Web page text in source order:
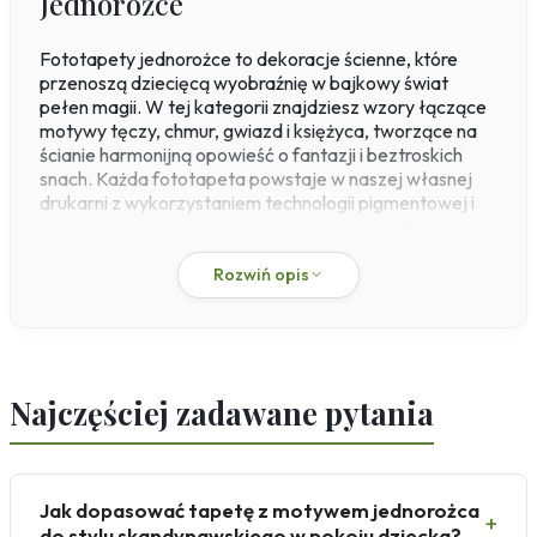
Przestrzenne
Okna
Schody
Religijne
Kawa
Fototapety jednorożce to dekoracje ścienne, które
przenoszą dziecięcą wyobraźnię w bajkowy świat
pełen magii. W tej kategorii znajdziesz wzory łączące
motywy tęczy, chmur, gwiazd i księżyca, tworzące na
ścianie harmonijną opowieść o fantazji i beztroskich
snach. Każda fototapeta powstaje w naszej własnej
drukarni z wykorzystaniem technologii pigmentowej i
ścieranie oraz głębię kolorów. Materiał flizelinowy o
gramaturze 200 g/m² charakteryzuje się stabilnością
wymiarową i przepuszczalnością powietrza, a montaż
na wymiar, fototapety jednorożce doskonale sprawdzą
się w pokoju dziecka, sypialni czy salonie urządzonym w
podkreślają marzycielski i relaksujący nastrój, a motyw
Rozwiń opis
Najczęściej zadawane pytania
Jak dopasować tapetę z motywem jednorożca +